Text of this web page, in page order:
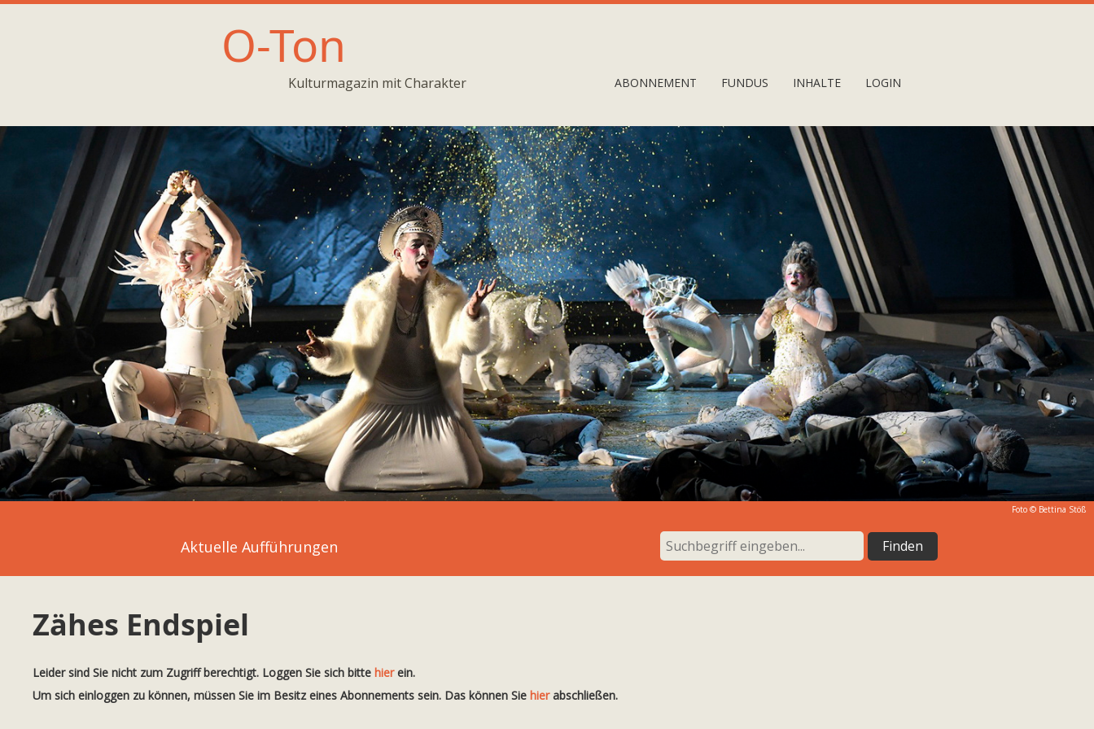
O-Ton
Kulturmagazin mit Charakter ABONNEMENT FUNDUS INHALTE LOGIN
Foto © Bettina Stöß
Aktuelle Aufführungen
Zähes Endspiel
Leider sind Sie nicht zum Zugriff berechtigt. Loggen Sie sich bitte hierein.
Um sich einloggen zu können, müssen Sie im Besitz eines Abonnements sein. Das können Sie hierabschließen.